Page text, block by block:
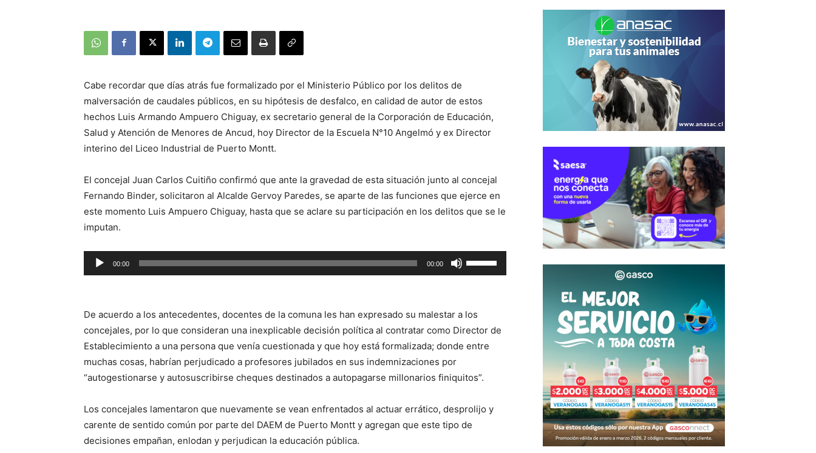
Cabe recordar que días atrás fue formalizado por el Ministerio Público por los delitos de
malversación de caudales públicos, en su hipótesis de desfalco, en calidad de autor de estos
hechos Luis Armando Ampuero Chiguay, ex secretario general de la Corporación de Educación,
Salud y Atención de Menores de Ancud, hoy Director de la Escuela N°10 Angelmó y ex Director
interino del Liceo Industrial de Puerto Montt.
El concejal Juan Carlos Cuitiño confirmó que ante la gravedad de esta situación junto al concejal
Fernando Binder, solicitaron al Alcalde Gervoy Paredes, se aparte de las funciones que ejerce en
este momento Luis Ampuero Chiguay, hasta que se aclare su participación en los delitos que se le
imputan.
Reproductor
de
00:00 00:00
las
flecha
arriba/abajo
para
o
el
volumen.
De acuerdo a los antecedentes, docentes de la comuna les han expresado su malestar a los
concejales, por lo que consideran una inexplicable decisión política al contratar como Director de
Establecimiento a una persona que venía cuestionada y que hoy está formalizada; donde entre
muchas cosas, habrían perjudicado a profesores jubilados en sus indemnizaciones por
“autogestionarse y autosuscribirse cheques destinados a autopagarse millonarios finiquitos”.
Los concejales lamentaron que nuevamente se vean enfrentados al actuar errático, desprolijo y
carente de sentido común por parte del DAEM de Puerto Montt y agregan que este tipo de
decisiones empañan, enlodan y perjudican la educación pública.